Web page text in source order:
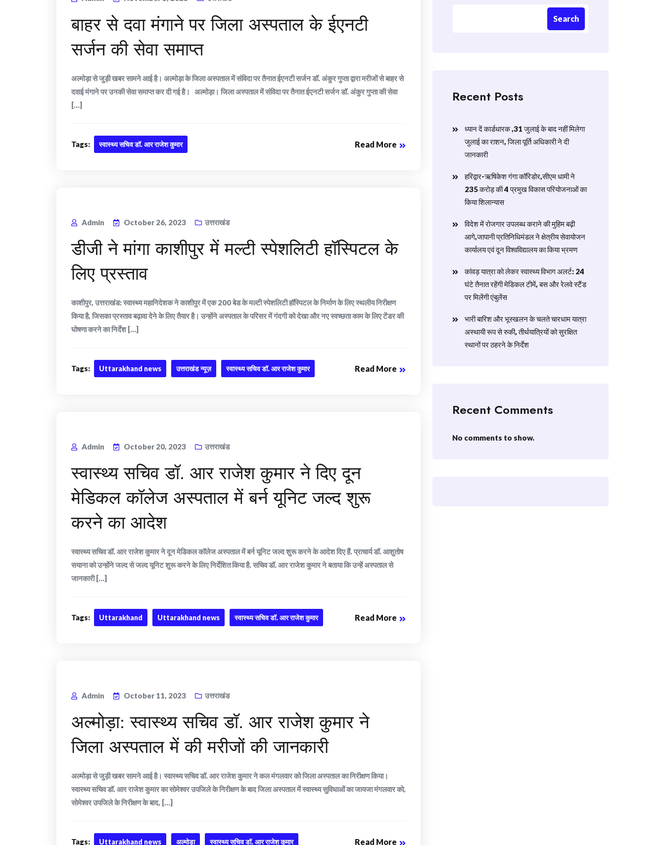
बाहर से दवा मंगाने पर जिला अस्पताल के ईएनटी
सर्जन की सेवा समाप्त
अल्मोड़ा से जुड़ी खबर सामने आई है। अल्मोड़ा के जिला अस्पताल में संविदा पर तैनात ईएनटी सर्जन डॉ. अंकुर गुप्ता द्वारा मरीजों से बाहर से
दवाई मंगाने पर उनकी सेवा समाप्त कर दी गई है। अल्मोड़ा। जिला अस्पताल में संविदा पर तैनात ईएनटी सर्जन डॉ. अंकुर गुप्ता की सेवा
[...]
Tags: स्वास्थ्य सचिव डॉ. आर राजेश कुमार Read More
Admin October 26, 2023 उत्तराखंड
डीजी ने मांगा काशीपुर में मल्टी स्पेशलिटी हॉस्पिटल के
लिए प्रस्ताव
काशीपुर, उत्तराखंड: स्वास्थ्य महानिदेशक ने काशीपुर में एक 200 बेड के मल्टी स्पेशलिटी हॉस्पिटल के निर्माण के लिए स्थलीय निरीक्षण
किया है, जिसका प्रस्ताव बढ़ावा देने के लिए तैयार है। उन्होंने अस्पताल के परिसर में गंदगी को देखा और नए स्वच्छता काम के लिए टेंडर की
घोषणा करने का निर्देश [...]
Tags: Uttarakhand news उत्तराखंड न्यूज़ स्वास्थ्य सचिव डॉ. आर राजेश कुमार Read More
Admin October 20, 2023 उत्तराखंड
स्वास्थ्य सचिव डॉ. आर राजेश कुमार ने दिए दून
मेडिकल कॉलेज अस्पताल में बर्न यूनिट जल्द शुरू
करने का आदेश
स्वास्थ्य सचिव डॉ. आर राजेश कुमार ने दून मेडिकल कॉलेज अस्पताल में बर्न यूनिट जल्द शुरू करने के आदेश दिए हैं. प्राचार्य डॉ. आशुतोष
सयाना को उन्होंने जल्द से जल्द यूनिट शुरू करने के लिए निर्देशित किया है. सचिव डॉ. आर राजेश कुमार ने बताया कि उन्हें अस्पताल से
जानकारी [...]
Tags: Uttarakhand Uttarakhand news स्वास्थ्य सचिव डॉ. आर राजेश कुमार Read More
Admin October 11, 2023 उत्तराखंड
अल्मोड़ा: स्वास्थ्य सचिव डॉ. आर राजेश कुमार ने
जिला अस्पताल में की मरीजों की जानकारी
अल्मोड़ा से जुड़ी खबर सामने आई है। स्वास्थ्य सचिव डॉ. आर राजेश कुमार ने कल मंगलवार को जिला अस्पताल का निरीक्षण किया।
स्वास्थ्य सचिव डॉ. आर राजेश कुमार का सोमेश्वर उपजिले के निरीक्षण के बाद जिला अस्पताल में स्वास्थ्य सुविधाओं का जायजा मंगलवार को,
सोमेश्वर उपजिले के निरीक्षण के बाद, [...]
Tags: Uttarakhand news अल्मोड़ा स्वास्थ्य सचिव डॉ. आर राजेश कुमार Read More
Search
Recent Posts
ध्यान दें कार्डधारक ,31 जुलाई के बाद नहीं मिलेगा
जुलाई का राशन, जिला पूर्ति अधिकारी ने दी
जानकारी
हरिद्वार-ऋषिकेश गंगा कॉरिडोर,सीएम धामी ने
235 करोड़ की 4 प्रमुख विकास परियोजनाओं का
किया शिलान्यास
विदेश में रोजगार उपलब्ध कराने की मुहिम बढ़ी
आगे,जापानी प्रतिनिधिमंडल ने क्षेत्रीय सेवायोजन
कार्यालय एवं दून विश्वविद्यालय का किया भ्रमण
​कांवड़ यात्रा को लेकर स्वास्थ्य विभाग अलर्ट: 24
घंटे तैनात रहेंगी मेडिकल टीमें, बस और रेलवे स्टैंड
पर मिलेंगी एंबुलेंस
​भारी बारिश और भूस्खलन के चलते चारधाम यात्रा
अस्थायी रूप से रुकी, तीर्थयात्रियों को सुरक्षित
स्थानों पर ठहरने के निर्देश
Recent Comments
No comments to show.